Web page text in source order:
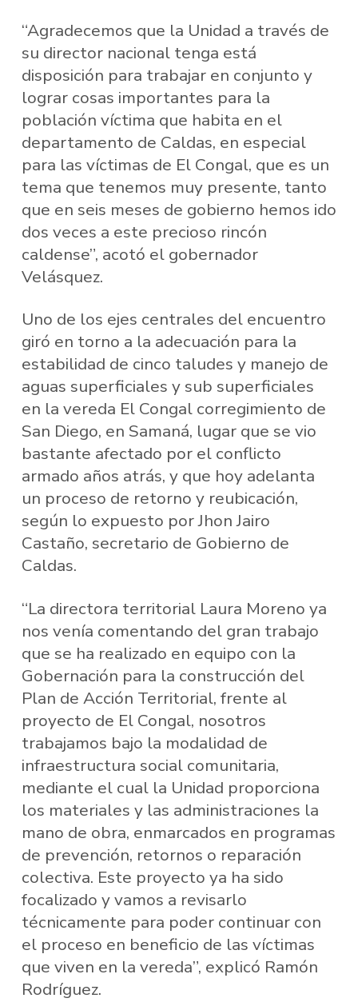
“Agradecemos que la Unidad a través de
su director nacional tenga está
disposición para trabajar en conjunto y
lograr cosas importantes para la
población víctima que habita en el
departamento de Caldas, en especial
para las víctimas de El Congal, que es un
tema que tenemos muy presente, tanto
que en seis meses de gobierno hemos ido
dos veces a este precioso rincón
caldense”, acotó el gobernador
Velásquez.
Uno de los ejes centrales del encuentro
giró en torno a la adecuación para la
estabilidad de cinco taludes y manejo de
aguas superficiales y sub superficiales
en la vereda El Congal corregimiento de
San Diego, en Samaná, lugar que se vio
bastante afectado por el conflicto
armado años atrás, y que hoy adelanta
un proceso de retorno y reubicación,
según lo expuesto por Jhon Jairo
Castaño, secretario de Gobierno de
Caldas.
“La directora territorial Laura Moreno ya
nos venía comentando del gran trabajo
que se ha realizado en equipo con la
Gobernación para la construcción del
Plan de Acción Territorial, frente al
proyecto de El Congal, nosotros
trabajamos bajo la modalidad de
infraestructura social comunitaria,
mediante el cual la Unidad proporciona
los materiales y las administraciones la
mano de obra, enmarcados en programas
de prevención, retornos o reparación
colectiva. Este proyecto ya ha sido
focalizado y vamos a revisarlo
técnicamente para poder continuar con
el proceso en beneficio de las víctimas
que viven en la vereda”, explicó Ramón
Rodríguez.